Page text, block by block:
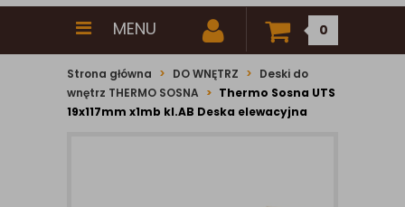
MENU 0
Strona główna DO WNĘTRZ
Deski do
wnętrz THERMO SOSNA
Thermo Sosna UTS
19x117mm x1mb kl.AB Deska elewacyjna